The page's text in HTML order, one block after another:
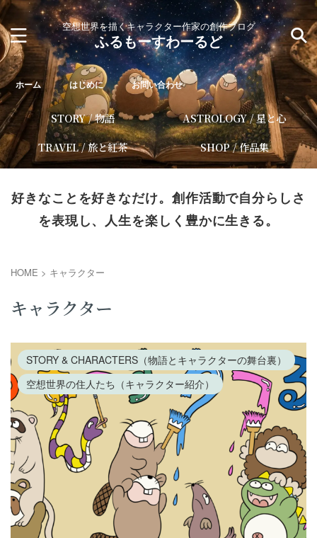
空想世界を描くキャラクター作家の創作ブログ
ふるもーすわーるど
ホーム はじめに お問い合わせ
STORY / 物語
ASTROLOGY / 星と心
TRAVEL / 旅と紅茶
SHOP / 作品集
好きなことを好きなだけ。創作活動で自分らしさ
を表現し、人生を楽しく豊かに生きる。
HOME > キャラクター
キャラクター
STORY & CHARACTERS（物語とキャラクターの舞台裏）
空想世界の住人たち（キャラクター紹介）